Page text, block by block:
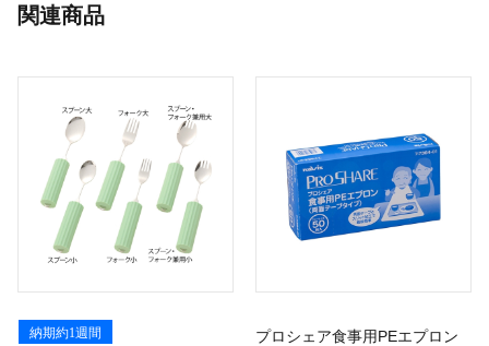
関連商品
納期約1週間 プロシェア食事用PEエプロン